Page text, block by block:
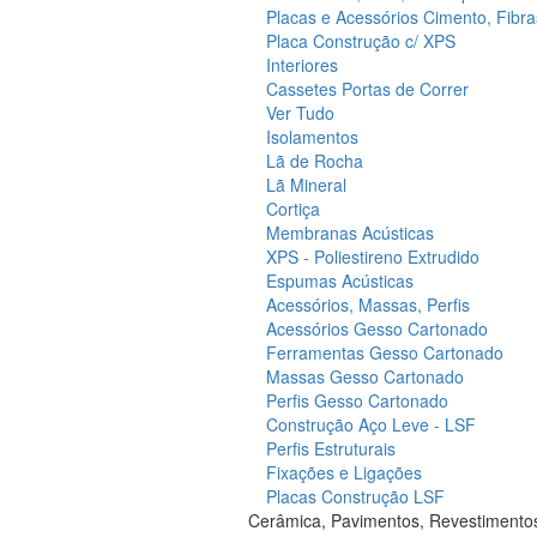
Placas e Acessórios Cimento,
Placa Construção c/ XPS
Interiores
Cassetes Portas de Correr
Ver Tudo
Isolamentos
Lã de Rocha
Lã Mineral
Cortiça
Membranas Acústicas
XPS - Poliestireno Extrudido
Espumas Acústicas
Acessórios, Massas, Perfis
Acessórios Gesso Cartonado
Ferramentas Gesso Cartonado
Massas Gesso Cartonado
Perfis Gesso Cartonado
Construção Aço Leve - LSF
Perfis Estruturais
Fixações e Ligações
Placas Construção LSF
Cerâmica, Pavimentos,